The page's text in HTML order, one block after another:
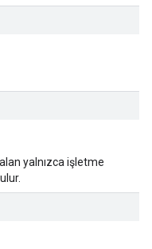
yalnızca işletme